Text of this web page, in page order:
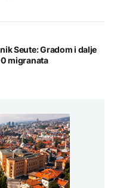
Seute: Gradom i dalje
migranata